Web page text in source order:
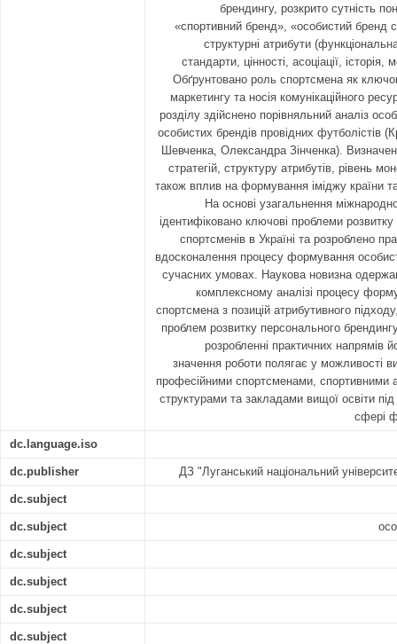
брендингу, розкрито сутність
«спортивний бренд», «особистий бренд
структурні атрибути
стандарти, цінності, асоціації, історія,
Обґрунтовано роль спортсмена як
маркетингу та носія комунікаційного
розділу здійснено порівняльний аналіз
особистих брендів провідних футболістів
Шевченка, Олександра Зінченка).
стратегій, структуру атрибутів, рівень
також вплив на формування іміджу країни
На основі узагальнення
ідентифіковано ключові проблеми
спортсменів в Україні та розроблено
вдосконалення процесу формування
сучасних умовах. Наукова новизна
комплексному аналізі процесу
спортсмена з позицій атрибутивного
проблем розвитку персонального
розробленні практичних напрямів
значення роботи полягає у можливості
професійними спортсменами, спортивними
структурами та закладами вищої освіти під
сфері
dc.language.iso
dc.publisher ДЗ "Луганський національний
dc.subject
dc.subject
dc.subject
dc.subject
dc.subject
dc.subject